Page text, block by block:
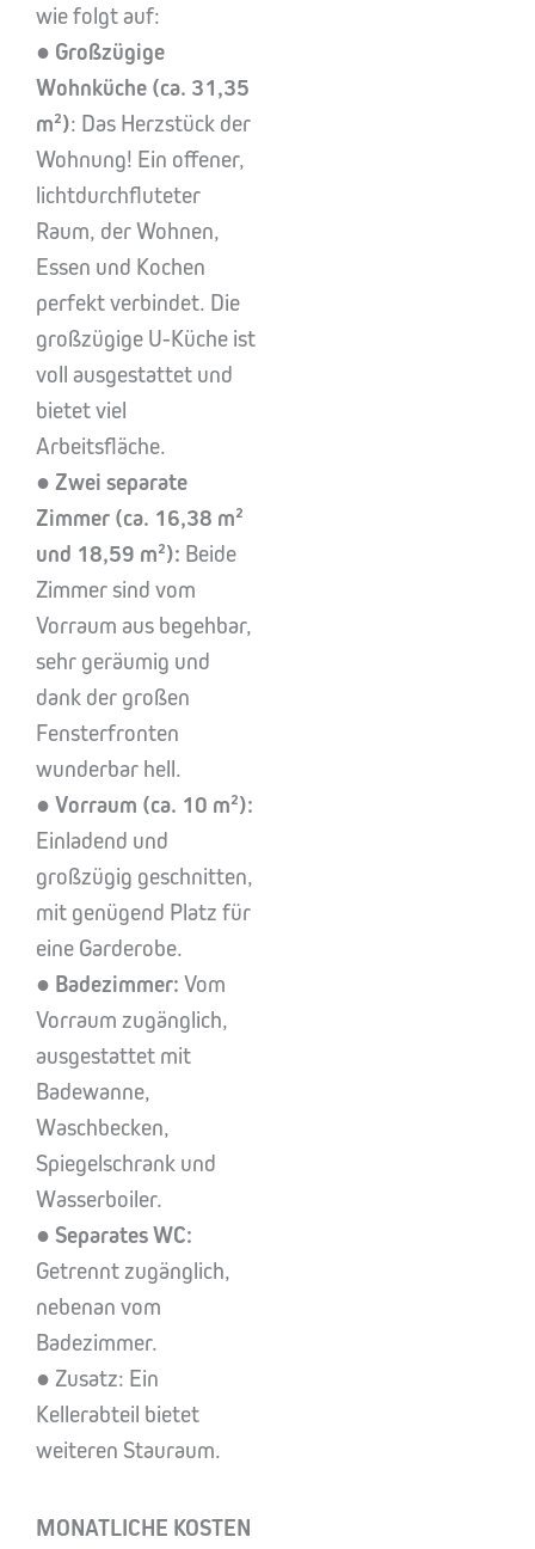
wie folgt auf:
● Großzügige
Wohnküche (ca. 31,35
m²): Das Herzstück der
Wohnung! Ein offener,
lichtdurchfluteter
Raum, der Wohnen,
Essen und Kochen
perfekt verbindet. Die
großzügige U-Küche ist
voll ausgestattet und
bietet viel
Arbeitsfläche.
● Zwei separate
Zimmer (ca. 16,38 m²
und 18,59 m²): Beide
Zimmer sind vom
Vorraum aus begehbar,
sehr geräumig und
dank der großen
Fensterfronten
wunderbar hell.
● Vorraum (ca. 10 m²):
Einladend und
großzügig geschnitten,
mit genügend Platz für
eine Garderobe.
● Badezimmer: Vom
Vorraum zugänglich,
ausgestattet mit
Badewanne,
Waschbecken,
Spiegelschrank und
Wasserboiler.
● Separates WC:
Getrennt zugänglich,
nebenan vom
Badezimmer.
● Zusatz: Ein
Kellerabteil bietet
weiteren Stauraum.
MONATLICHE KOSTEN